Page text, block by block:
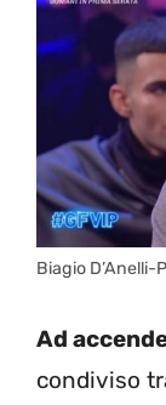
Biagio D’Anelli-
Ad
condiviso